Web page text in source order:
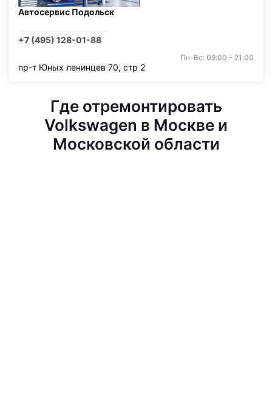
Автосервис Подольск
+7 (495) 128-01-88
Пн-Вс: 09:00 - 21:00
пр-т Юных ленинцев 70, стр 2
Где отремонтировать
Volkswagen в Москве и
Московской области